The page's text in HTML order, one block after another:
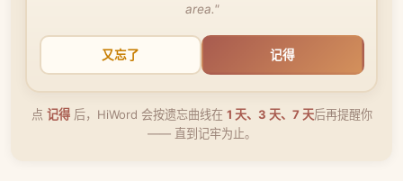
area."
又忘了 记得
点 记得后，HiWord 会按遗忘曲线在 1 天、3 天、7 天后再提醒你
—— 直到记牢为止。